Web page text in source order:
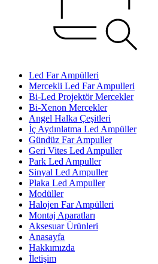
Led Far Ampülleri
Mercekli Led Far Ampulleri
Bi-Led Projektör Mercekler
Bi-Xenon Mercekler
Angel Halka Çeşitleri
İç Aydınlatma Led Ampüller
Gündüz Far Ampuller
Geri Vites Led Ampuller
Park Led Ampuller
Sinyal Led Ampuller
Plaka Led Ampuller
Modüller
Halojen Far Ampülleri
Montaj Aparatları
Aksesuar Ürünleri
Anasayfa
Hakkımızda
İletişim